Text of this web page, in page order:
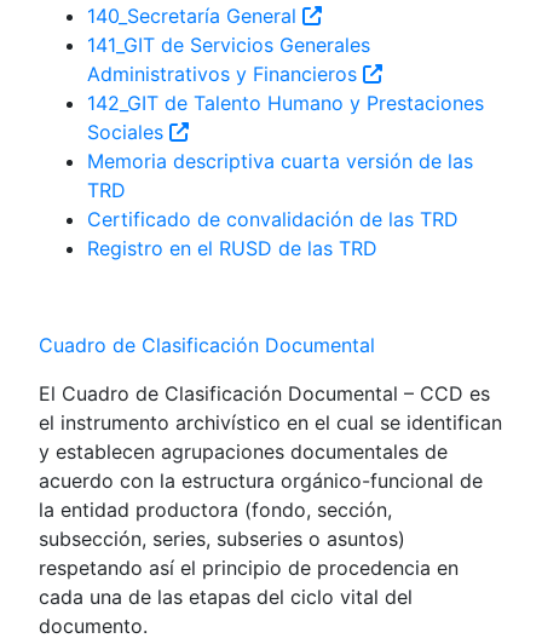
140_Secretaría General
141_GIT de Servicios Generales
Administrativos y Financieros
142_GIT de Talento Humano y Prestaciones
Sociales
Memoria descriptiva cuarta versión de las
TRD
Certificado de convalidación de las TRD
Registro en el RUSD de las TRD
Cuadro de Clasificación Documental
El Cuadro de Clasificación Documental – CCD es
el instrumento archivístico en el cual se identifican
y establecen agrupaciones documentales de
acuerdo con la estructura orgánico-funcional de
la entidad productora (fondo, sección,
subsección, series, subseries o asuntos)
respetando así el principio de procedencia en
cada una de las etapas del ciclo vital del
documento.